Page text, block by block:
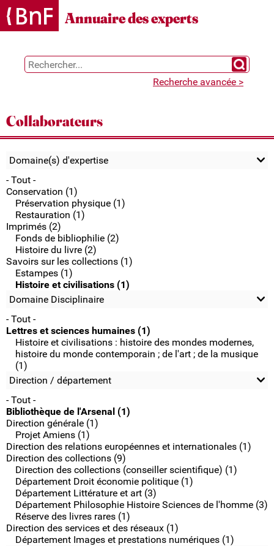
Gestion des cookies
Annuaire des experts
Chercher
Recherche avancée >
Collaborateurs
Domaine(s) d'expertise
- Tout -
Conservation (1)
Préservation physique (1)
Restauration (1)
Imprimés (2)
Fonds de bibliophilie (2)
Histoire du livre (2)
Savoirs sur les collections (1)
Estampes (1)
Histoire et civilisations (1)
Domaine Disciplinaire
- Tout -
Lettres et sciences humaines (1)
Histoire et civilisations : histoire des mondes modernes,
histoire du monde contemporain ; de l'art ; de la musique
(1)
Direction / département
- Tout -
Bibliothèque de l'Arsenal (1)
Direction générale (1)
Projet Amiens (1)
Direction des relations européennes et internationales (1)
Direction des collections (9)
Direction des collections (conseiller scientifique) (1)
Département Droit économie politique (1)
Département Littérature et art (3)
Département Philosophie Histoire Sciences de l'homme (3)
Réserve des livres rares (1)
Direction des services et des réseaux (1)
Département Images et prestations numériques (1)